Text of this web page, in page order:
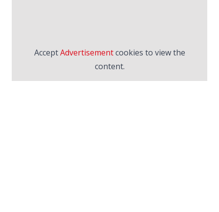
AcceptAdvertisementcookies to view the
content.